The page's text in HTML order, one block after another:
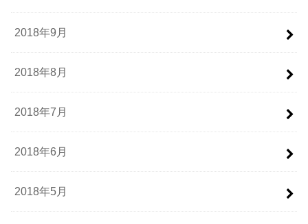
2018年9月
2018年8月
2018年7月
2018年6月
2018年5月